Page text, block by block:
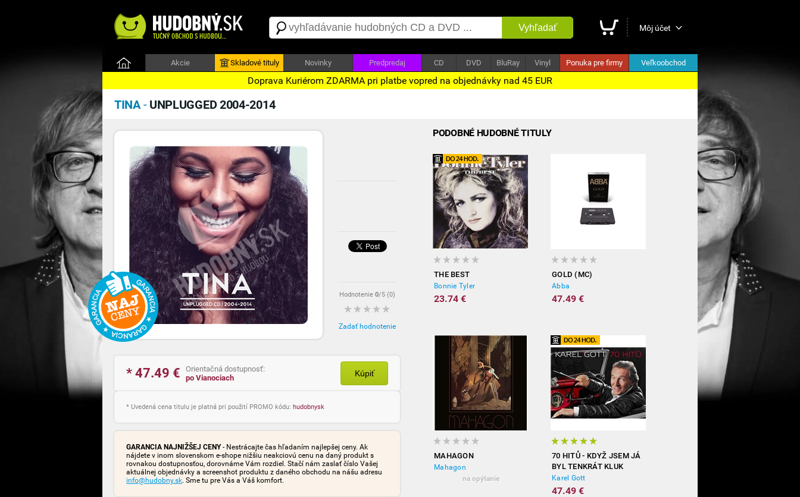
Vyhľadať Môj účet
Akcie Skladové tituly Novinky Predpredaj CD DVD BluRay Vinyl Ponuka pre firmy Veľkoobchod
Doprava Kuriérom ZDARMA pri platbe vopred na objednávky nad 45 EUR
TINA- UNPLUGGED 2004-2014
Hodnotenie 0/5 (0)
Zadať hodnotenie
* 47.49 €
Orientačná dostupnosť:
po Vianociach
Kúpiť
* Uvedená cena titulu je platná pri použití PROMO kódu: hudobnysk
GARANCIA NAJNIŽŠEJ CENY- Nestrácajte čas hľadaním najlepšej ceny. Ak
nájdete v inom slovenskom e-shope nižšiu neakciovú cenu na daný produkt s
rovnakou dostupnosťou, dorovnáme Vám rozdiel. Stačí nám zaslať číslo Vašej
aktuálnej objednávky a screenshot produktu z daného obchodu na nášu adresu
info@hudobny.sk. Sme tu pre Vás a Váš komfort.
PODOBNÉ HUDOBNÉ TITULY
THE BEST
Bonnie Tyler
23.74 €
GOLD (MC)
Abba
47.49 €
MAHAGON
Mahagon
na opýtanie
70 HITŮ - KDYŽ JSEM JÁ
BYL TENKRÁT KLUK
(3CD)
Karel Gott
47.49 €